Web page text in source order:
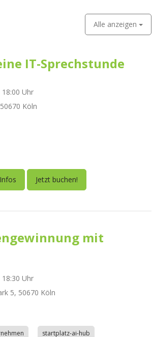
Alle anzeigen
IT-Sprechstunde
Uhr
Köln
Jetzt buchen!
mit
Uhr
5, 50670 Köln
startplatz-ai-hub